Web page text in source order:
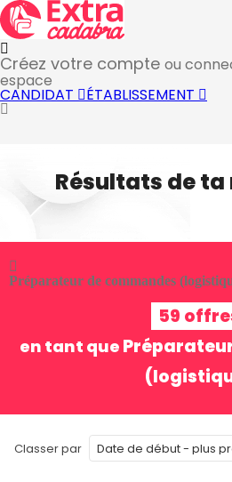
Créez votre compte ou
espace
CANDIDAT ÉTABLISSEMENT
Résultats de
Préparateur de commandes
59
en tant que
Classer par